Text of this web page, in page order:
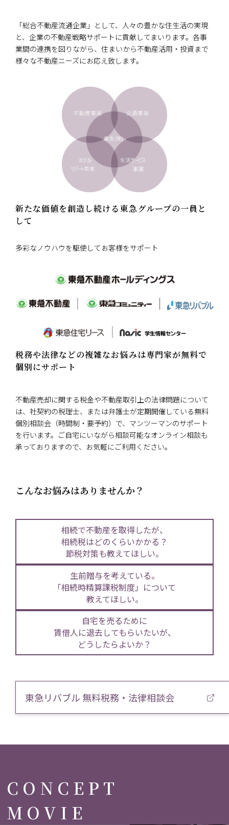
「総合不動産流通企業」として、人々の豊かな住生活の実現
と、企業の不動産戦略サポートに貢献してまいります。各事
業間の連携を図りながら、住まいから不動産活用・投資まで
様々な不動産ニーズにお応え致します。
新たな価値を創造し続ける東急グループの一員と
して
多彩なノウハウを駆使してお客様をサポート
税務や法律などの複雑なお悩みは専門家が無料で
個別にサポート
不動産売却に関する税金や不動産取引上の法律問題について
は、社契約の税理士、または弁護士が定期開催している無料
個別相談会（時間制・要予約）で、マンツーマンのサポート
を行います。ご自宅にいながら相談可能なオンライン相談も
承っておりますので、お気軽にご利用ください。
こんなお悩みはありませんか？
相続で不動産を取得したが、
相続税はどのくらいかかる？
節税対策も教えてほしい。
生前贈与を考えている。
「相続時精算課税制度」について
教えてほしい。
自宅を売るために
賃借人に退去してもらいたいが、
どうしたらよいか？
東急リバブル 無料税務・法律相談会
CONCEPT
MOVIE